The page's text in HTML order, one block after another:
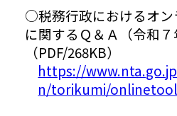
○税務行政におけるオン
に関するＱ＆Ａ（令和７
（PDF/268KB）
https://
n/torikumi/